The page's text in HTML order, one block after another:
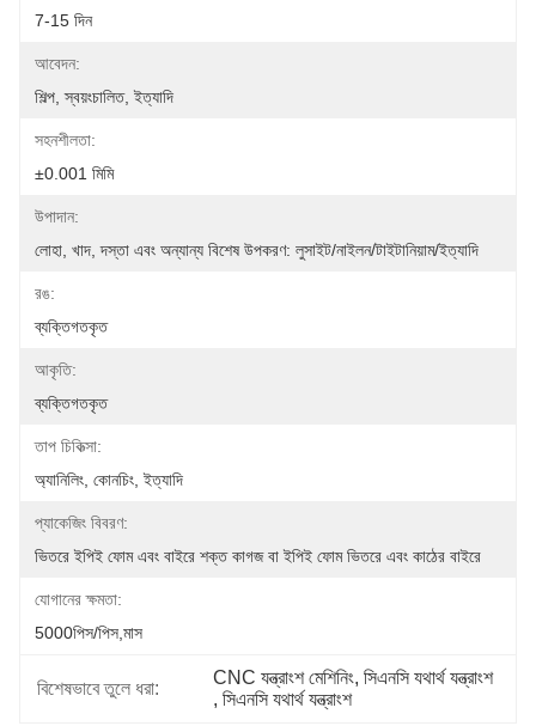
7-15 দিন
আবেদন:
শিল্প, স্বয়ংচালিত, ইত্যাদি
সহনশীলতা:
±0.001 মিমি
উপাদান:
লোহা, খাদ, দস্তা এবং অন্যান্য বিশেষ উপকরণ: লুসাইট/নাইলন/টাইটানিয়াম/ইত্যাদি
রঙ:
ব্যক্তিগতকৃত
আকৃতি:
ব্যক্তিগতকৃত
তাপ চিকিত্সা:
অ্যানিলিং, কোনচিং, ইত্যাদি
প্যাকেজিং বিবরণ:
ভিতরে ইপিই ফোম এবং বাইরে শক্ত কাগজ বা ইপিই ফোম ভিতরে এবং কাঠের বাইরে
যোগানের ক্ষমতা:
5000পিস/পিস,মাস
বিশেষভাবে তুলে ধরা:
CNC যন্ত্রাংশ মেশিনিং, সিএনসি যথার্থ যন্ত্রাংশ
, সিএনসি যথার্থ যন্ত্রাংশ